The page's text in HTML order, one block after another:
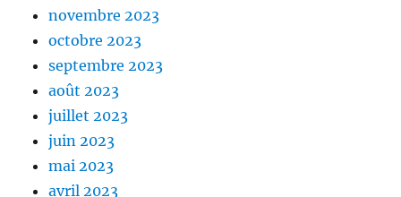
novembre 2023
octobre 2023
septembre 2023
août 2023
juillet 2023
juin 2023
mai 2023
avril 2023